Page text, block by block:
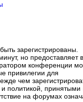
зарегистрированы.
но предоставляет
конференции
привилегии для
чем
политикой, принятыми
на форумах